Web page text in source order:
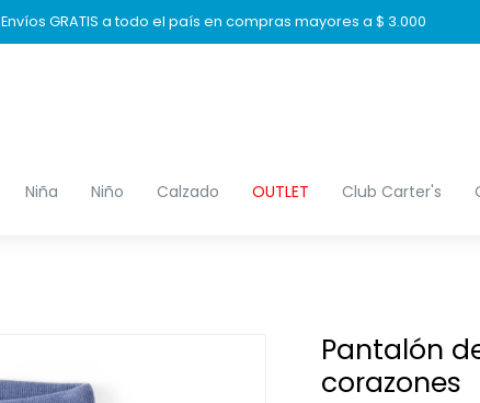
Envíos GRATIS a todo el país en compras mayores a $ 3.000
Niña Niño Calzado OUTLET Club Carter's
Pantalón
corazones